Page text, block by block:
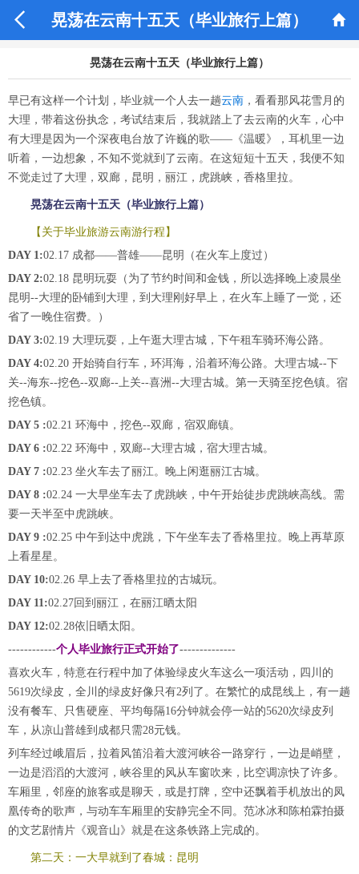
 晃荡在云南十五天（毕业旅行上篇） 
晃荡在云南十五天（毕业旅行上篇）
早已有这样一个计划，毕业就一个人去一趟云南 ，看看那风花雪月的
大理，带着这份执念，考试结束后，我就踏上了去云南的火车，心中
有大理是因为一个深夜电台放了许巍的歌——《温暖》，耳机里一边
听着，一边想象，不知不觉就到了云南。在这短短十五天，我便不知
不觉走过了大理，双廊，昆明，丽江，虎跳峡，香格里拉。
晃荡在云南十五天（毕业旅行上篇）
【关于毕业旅游云南游行程】
DAY 1:02.17 成都——普雄——昆明（在火车上度过）
DAY 2:02.18 昆明玩耍（为了节约时间和金钱，所以选择晚上凌晨坐
昆明--大理的卧铺到大理，到大理刚好早上，在火车上睡了一觉，还
省了一晚住宿费。）
DAY 3:02.19 大理玩耍，上午逛大理古城，下午租车骑环海公路。
DAY 4:02.20 开始骑自行车，环洱海，沿着环海公路。大理古城--下
关--海东--挖色--双廊--上关--喜洲--大理古城。第一天骑至挖色镇。宿
挖色镇。
DAY 5 :02.21 环海中，挖色--双廊，宿双廊镇。
DAY 6 :02.22 环海中，双廊--大理古城，宿大理古城。
DAY 7 :02.23 坐火车去了丽江。晚上闲逛丽江古城。
DAY 8 :02.24 一大早坐车去了虎跳峡，中午开始徒步虎跳峡高线。需
要一天半至中虎跳峡。
DAY 9 :02.25 中午到达中虎跳，下午坐车去了香格里拉。晚上再草原
上看星星。
DAY 10:02.26 早上去了香格里拉的古城玩。
DAY 11:02.27回到丽江，在丽江晒太阳
DAY 12:02.28依旧晒太阳。
------------个人毕业旅行正式开始了--------------
喜欢火车，特意在行程中加了体验绿皮火车这么一项活动，四川的
5619次绿皮，全川的绿皮好像只有2列了。在繁忙的成昆线上，有一趟
没有餐车、只售硬座、平均每隔16分钟就会停一站的5620次绿皮列
车，从凉山普雄到成都只需28元钱。
列车经过峨眉后，拉着风笛沿着大渡河峡谷一路穿行，一边是峭壁，
一边是滔滔的大渡河，峡谷里的风从车窗吹来，比空调凉快了许多。
车厢里，邻座的旅客或是聊天，或是打牌，空中还飘着手机放出的凤
凰传奇的歌声，与动车车厢里的安静完全不同。范冰冰和陈柏霖拍摄
的文艺剧情片《观音山》就是在这条铁路上完成的。
第二天：一大早就到了春城：昆明